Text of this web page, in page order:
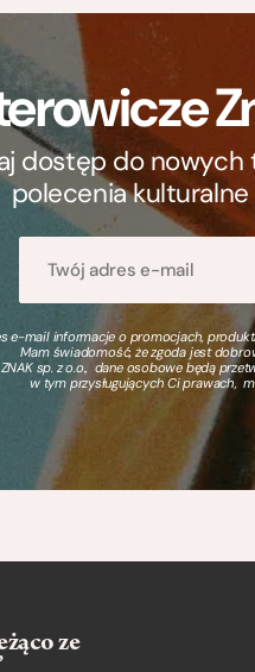
dostęp do
polecenia
e-mail informacje o promocjach,
Mam świadomość, że zgoda jest
sp. z o.o., dane osobowe będą
w tym przysługujących Ci prawach,
ze